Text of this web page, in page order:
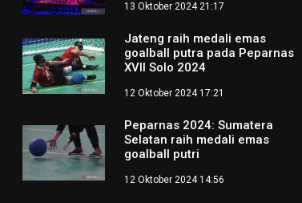
13 Oktober 2024 21:17
Jateng raih medali emas
goalball putra pada Peparnas
XVII Solo 2024
12 Oktober 2024 17:21
Peparnas 2024: Sumatera
Selatan raih medali emas
goalball putri
12 Oktober 2024 14:56